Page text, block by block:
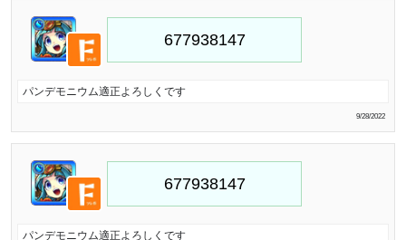
パンデモニウム適正よろしくです
9/28/2022
パンデモニウム適正よろしくです